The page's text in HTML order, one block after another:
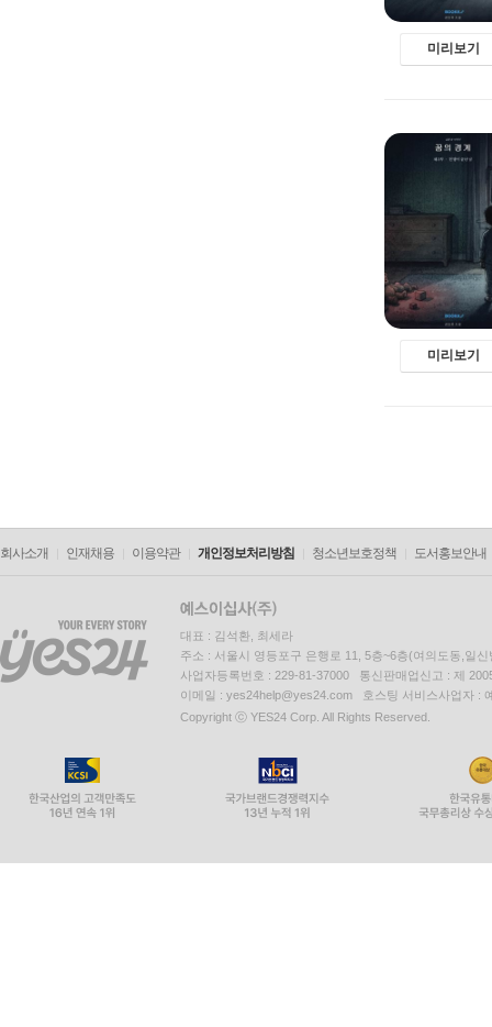
미리보기
미리보기
회사소개 인재채용 이용약관 개인정보처리방침 청소년보호정책 도서홍보안내
대표 : 김석환, 최세라
주소 : 서울시 영등포구 은행로 11, 5층~6층(여의도동,일신
사업자등록번호 : 229-81-37000 통신판매업신고 : 제
이메일 : yes24help@yes24.com 호스팅 서비스사업자 :
Copyright ⓒ YES24 Corp. All Rights Reserved.